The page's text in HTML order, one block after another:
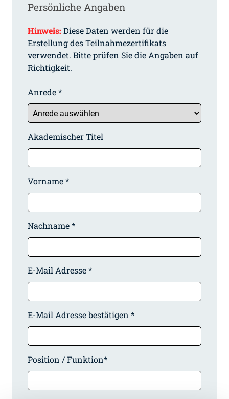
Persönliche Angaben
Hinweis: Diese Daten werden für die
Erstellung des Teilnahmezertifikats
verwendet. Bitte prüfen Sie die Angaben auf
Richtigkeit.
Anrede *
Akademischer Titel
Vorname *
Nachname *
E-Mail Adresse *
E-Mail Adresse bestätigen *
Position / Funktion*